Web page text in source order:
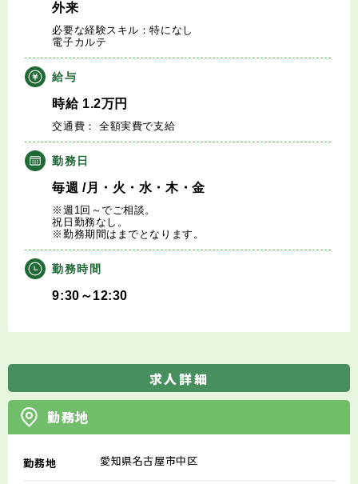
転職成功事例
医師の転職マニュアル
データで見る医師の平均年収
医師に役立つ取材記事
大学医局紹介
外来
必要な経験スキル：特になし
電子カルテ
給与
時給1.2万円
交通費： 全額実費で支給
勤務日
毎週 /月・火・水・木・金
※週1回～でご相談。
祝日勤務なし。
※勤務期間はまでとなります。
勤務時間
9:30～12:30
求人詳細
勤務地
勤務地 愛知県名古屋市中区